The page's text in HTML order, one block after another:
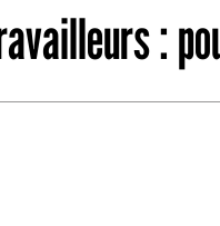
par ordre alphabétique
: